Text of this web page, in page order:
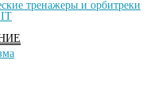
тренажеры и орбитреки